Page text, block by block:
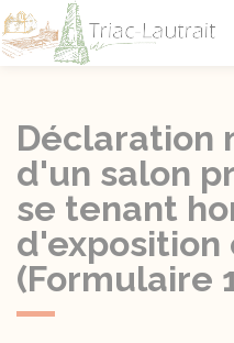
Déclaration
d'un salon
se tenant
d'exposition
(Formulaire